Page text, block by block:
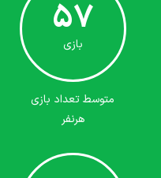
57
بازی
متوسط تعداد بازی
هرنفر